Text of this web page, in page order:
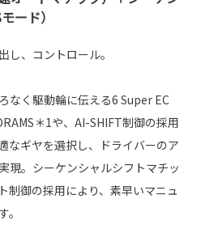
ード）
し、コントロール。
なく駆動輪に伝える6 Super EC
＊1や、AI-SHIFT制御の採用
なギヤを選択し、ドライバーのア
現。シーケンシャルシフトマチッ
制御の採用により、素早いマニュ